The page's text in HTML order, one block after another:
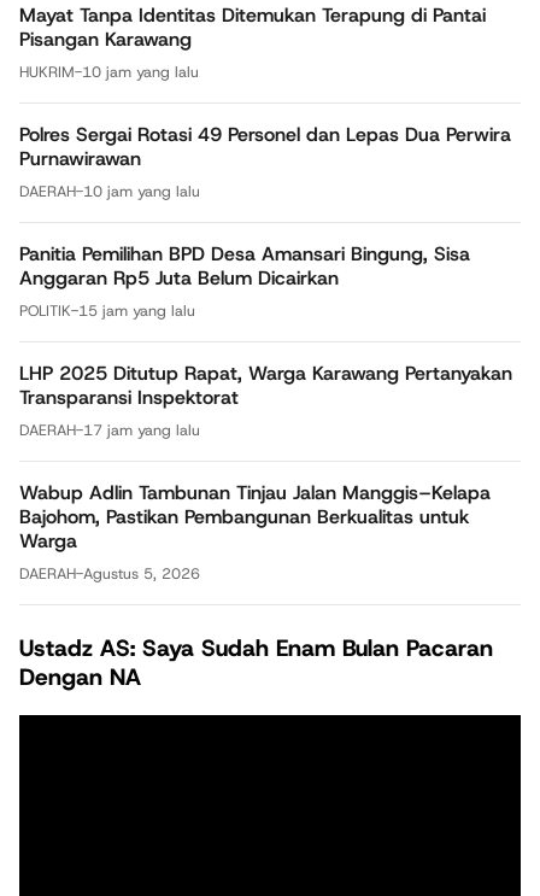
Mayat Tanpa Identitas Ditemukan Terapung di Pantai
Pisangan Karawang
HUKRIM-10 jam yang lalu
Polres Sergai Rotasi 49 Personel dan Lepas Dua Perwira
Purnawirawan
DAERAH-10 jam yang lalu
Panitia Pemilihan BPD Desa Amansari Bingung, Sisa
Anggaran Rp5 Juta Belum Dicairkan
POLITIK-15 jam yang lalu
LHP 2025 Ditutup Rapat, Warga Karawang Pertanyakan
Transparansi Inspektorat
DAERAH-17 jam yang lalu
Wabup Adlin Tambunan Tinjau Jalan Manggis–Kelapa
Bajohom, Pastikan Pembangunan Berkualitas untuk
Warga
DAERAH-Agustus 5, 2026
Ustadz AS: Saya Sudah Enam Bulan Pacaran
Dengan NA